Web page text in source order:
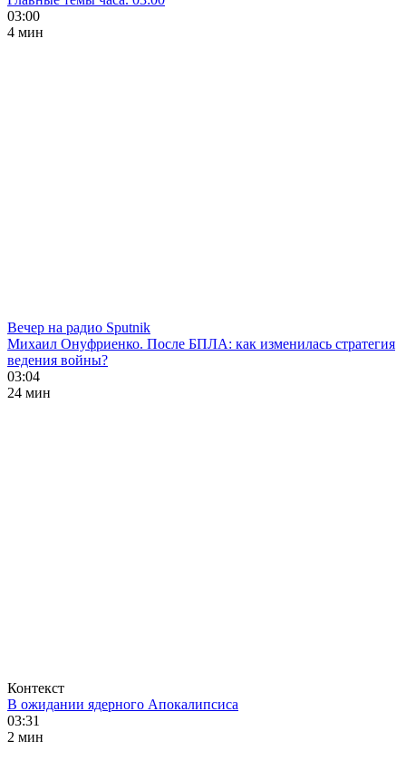
03:00
4 мин
Вечер на радио Sputnik
Михаил Онуфриенко. После БПЛА: как изменилась стратегия
ведения войны?
03:04
24 мин
Контекст
В ожидании ядерного Апокалипсиса
03:31
2 мин